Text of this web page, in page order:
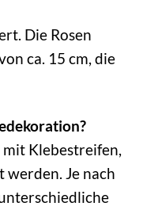
Die Rosen
ca. 15 cm, die
Klebestreifen,
werden. Je nach